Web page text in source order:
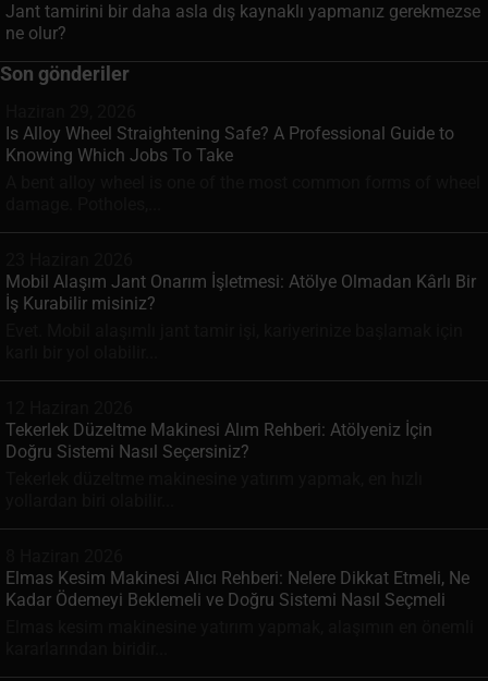
Jant tamirini bir daha asla dış kaynaklı yapmanız gerekmezse
ne olur?
Son gönderiler
Is Alloy Wheel Straightening Safe? A Professional Guide to
Knowing Which Jobs To Take
Mobil Alaşım Jant Onarım İşletmesi: Atölye Olmadan Kârlı Bir
İş Kurabilir misiniz?
Tekerlek Düzeltme Makinesi Alım Rehberi: Atölyeniz İçin
Doğru Sistemi Nasıl Seçersiniz?
Elmas Kesim Makinesi Alıcı Rehberi: Nelere Dikkat Etmeli, Ne
Kadar Ödemeyi Beklemeli ve Doğru Sistemi Nasıl Seçmeli